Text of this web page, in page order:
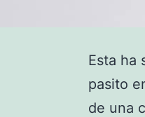
Esta ha
pasito
de una